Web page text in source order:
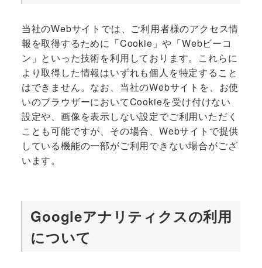
当社のWebサイトでは、ご利用者様のアクセス情
報を取得するために「Cookie」や「Webビーコ
ン」といった技術を利用しております。これらに
より取得した情報はいずれも個人を特定すること
はできません。なお、当社のWebサイトを、お使
いのブラウザーにおいてCookieを受け付けない
設定や、画像を表示しない設定でご利用いただく
ことも可能ですが、その場合、Webサイトで提供
している機能の一部がご利用できない場合がござ
います。
Googleアナリティクスの利用
について